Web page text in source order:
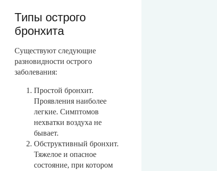
Типы острого
бронхита
Существуют следующие
разновидности острого
заболевания:
Простой бронхит.
Проявления наиболее
легкие. Симптомов
нехватки воздуха не
бывает.
Обструктивный бронхит.
Тяжелое и опасное
состояние, при котором